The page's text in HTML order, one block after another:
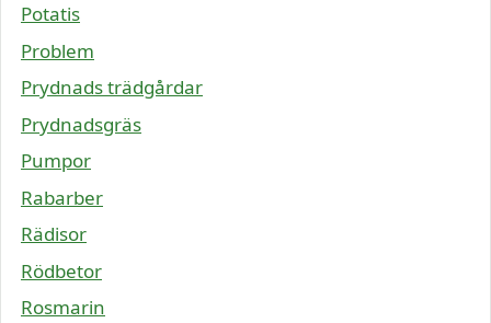
Potatis
Problem
Prydnads trädgårdar
Prydnadsgräs
Pumpor
Rabarber
Rädisor
Rödbetor
Rosmarin